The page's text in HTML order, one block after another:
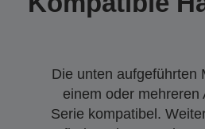
Die unten aufgeführten
einem oder mehreren
Serie kompatibel.